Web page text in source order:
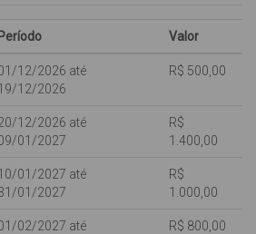
(automática),
de pequeno porte.
pessoas.
são bem vindas, porém dentro da
não dispomos de camas extras;
Período Valor
12/2026 até
12/2026
R$ 500,00
12/2026 até
01/2027
R$
1.400,00
01/2027 até
01/2027
R$
1.000,00
02/2027 até
R$ 800,00